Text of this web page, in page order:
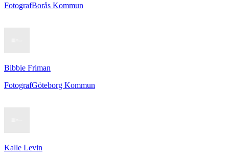
FotografBorås Kommun
Bibbie Friman
FotografGöteborg Kommun
Kalle Levin